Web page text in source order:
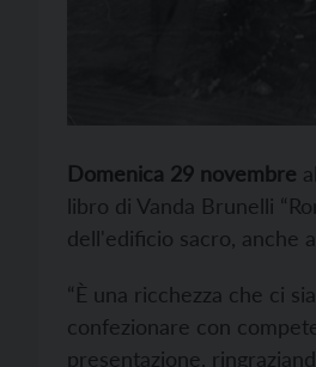
Domenica 29 novembre
libro di Vanda Brunelli
dell'edificio sacro, anche
“È una ricchezza che ci
confezionare con
presentazione,